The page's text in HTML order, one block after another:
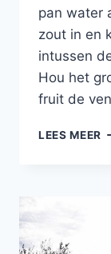
pan water
zout in en
intussen
Hou het
fruit de
LEES MEER